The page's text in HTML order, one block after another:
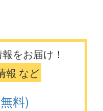
をお届け！
報 など
料)